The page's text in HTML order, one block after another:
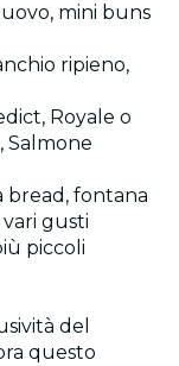
mini buns
ripieno,
Royale o
Salmone
bread, fontana
gusti
piccoli
del
questo